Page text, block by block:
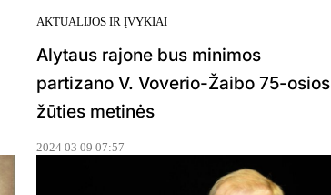
AKTUALIJOS IR ĮVYKIAI
Alytaus rajone bus minimos
partizano V. Voverio-Žaibo 75-osios
žūties metinės
2024 03 09 07:57